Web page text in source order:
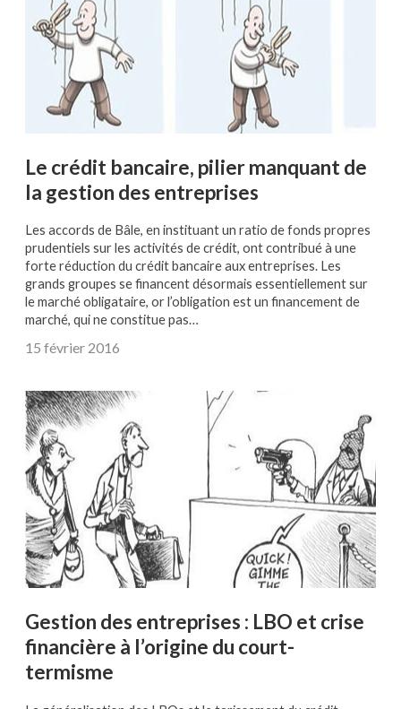
Le crédit bancaire, pilier manquant de
la gestion des entreprises
Les accords de Bâle, en instituant un ratio de fonds propres
prudentiels sur les activités de crédit, ont contribué à une
forte réduction du crédit bancaire aux entreprises. Les
grands groupes se financent désormais essentiellement sur
le marché obligataire, or l’obligation est un financement de
marché, qui ne constitue pas…
15 février 2016
Gestion des entreprises : LBO et crise
financière à l’origine du court-
termisme